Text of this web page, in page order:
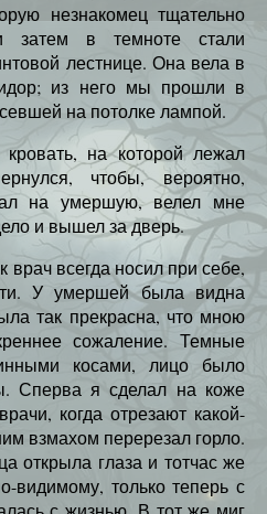
незнакомец тщательно
затем в темноте стали
лестнице. Она вела в
из него мы прошли в
на потолке лампой.
на которой лежал
чтобы, вероятно,
на умершую, велел мне
и вышел за дверь.
всегда носил при себе,
У умершей была видна
так прекрасна, что мною
сожаление. Темные
косами, лицо было
Сперва я сделал на коже
когда отрезают какой-
взмахом перерезал горло.
открыла глаза и тотчас же
видимому, только теперь с